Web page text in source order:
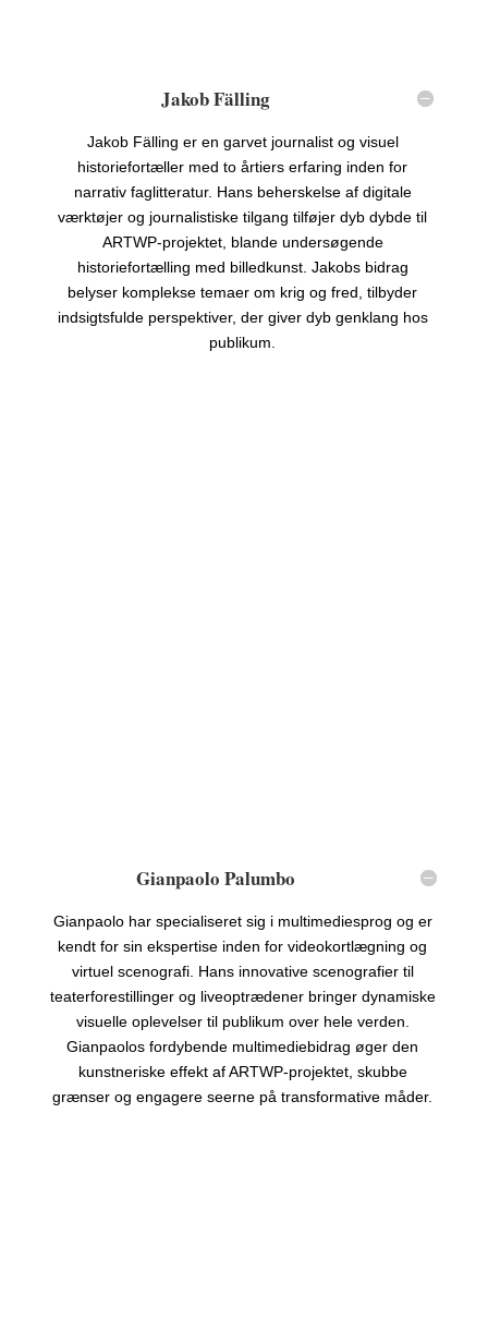
Jakob Fälling
Jakob Fälling er en garvet journalist og visuel
historiefortæller med to årtiers erfaring inden for
narrativ faglitteratur. Hans beherskelse af digitale
værktøjer og journalistiske tilgang tilføjer dyb dybde til
ARTWP-projektet, blande undersøgende
historiefortælling med billedkunst. Jakobs bidrag
belyser komplekse temaer om krig og fred, tilbyder
indsigtsfulde perspektiver, der giver dyb genklang hos
publikum.
Gianpaolo Palumbo
Gianpaolo har specialiseret sig i multimediesprog og er
kendt for sin ekspertise inden for videokortlægning og
virtuel scenografi. Hans innovative scenografier til
teaterforestillinger og liveoptrædener bringer dynamiske
visuelle oplevelser til publikum over hele verden.
Gianpaolos fordybende multimediebidrag øger den
kunstneriske effekt af ARTWP-projektet, skubbe
grænser og engagere seerne på transformative måder.